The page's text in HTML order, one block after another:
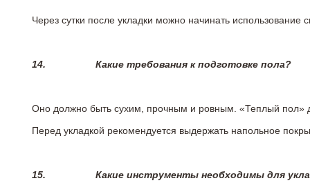
Через сутки после укладки можно начинать
14. Какие требования к подготовке пола?
Оно должно быть сухим, прочным и ровным. «Теплый пол»
Перед укладкой рекомендуется выдержать напольное
15. Какие инструменты необходимы для